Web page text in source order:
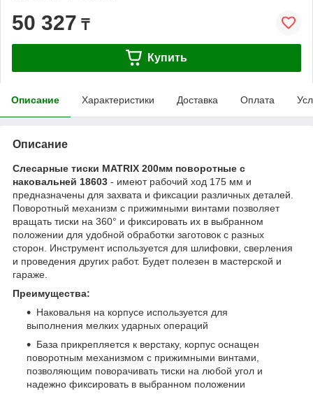
50 327 ₸
Купить
Описание Характеристики Доставка Оплата
Описание
Слесарные тиски MATRIX 200мм поворотные с
наковальней 18603 - имеют рабочий ход 175 мм и
предназначены для захвата и фиксации различных деталей.
Поворотный механизм с прижимными винтами позволяет
вращать тиски на 360° и фиксировать их в выбранном
положении для удобной обработки заготовок с разных
сторон. Инструмент используется для шлифовки, сверления
и проведения других работ. Будет полезен в мастерской и
гараже.
Преимущества:
Наковальня на корпусе используется для
выполнения мелких ударных операций
База прикрепляется к верстаку, корпус оснащен
поворотным механизмом с прижимными винтами,
позволяющим поворачивать тиски на любой угол и
надежно фиксировать в выбранном положении